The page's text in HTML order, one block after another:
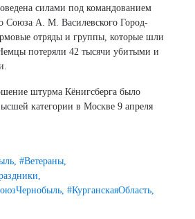
силами под командованием
Союза А. М. Василевского Город-
отряды и группы, которые шли
потеряли 42 тысячи убитыми и
штурма Кёнигсберга было
категории в Москве 9 апреля
#Ветераны,
#КурганскаяОбласть,